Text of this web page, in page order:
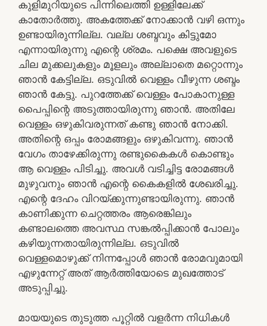
കുളിമുറിയുടെ പിന്നിലെത്തി ഉള്ളിലേക്ക്
കാതോര്‍ത്തു. അകത്തേക്ക് നോക്കാന്‍ വഴി ഒന്നും
ഉണ്ടായിരുന്നില്ല. വല്ല ശബ്ദവും കിട്ടുമോ
എന്നായിരുന്നു എന്റെ ശ്രമം. പക്ഷെ അവളുടെ
ചില മുക്കലുകളും മൂളലും അല്ലാതെ മറ്റൊന്നും
ഞാന്‍ കേട്ടില്ല. ഒടുവില്‍ വെള്ളം വീഴുന്ന ശബ്ദം
ഞാന്‍ കേട്ടു. പുറത്തേക്ക് വെള്ളം പോകാനുള്ള
പൈപ്പിന്റെ അടുത്തായിരുന്നു ഞാന്‍. അതിലേ
വെള്ളം ഒഴുകിവരുന്നത് കണ്ടു ഞാന്‍ നോക്കി.
അതിന്റെ ഒപ്പം രോമങ്ങളും ഒഴുകിവന്നു. ഞാന്‍
വേഗം താഴേക്കിരുന്നു രണ്ടുകൈകള്‍ കൊണ്ടും
ആ വെള്ളം പിടിച്ചു. അവള്‍ വടിച്ചിട്ട രോമങ്ങള്‍
മുഴുവനും ഞാന്‍ എന്റെ കൈകളില്‍ ശേഖരിച്ചു.
എന്റെ ദേഹം വിറയ്ക്കുന്നുണ്ടായിരുന്നു. ഞാന്‍
കാണിക്കുന്ന ചെറ്റത്തരം ആരെങ്കിലും
കണ്ടാലത്തെ അവസ്ഥ സങ്കല്‍പ്പിക്കാന്‍ പോലും
കഴിയുന്നതായിരുന്നില്ല. ഒടുവില്‍
വെള്ളമൊഴുക്ക് നിന്നപ്പോള്‍ ഞാന്‍ രോമവുമായി
എഴുന്നേറ്റ് അത് ആര്‍ത്തിയോടെ മുഖത്തോട്
അടുപ്പിച്ചു.
മായയുടെ തുടുത്ത പൂറ്റില്‍ വളര്‍ന്ന നിധികള്‍